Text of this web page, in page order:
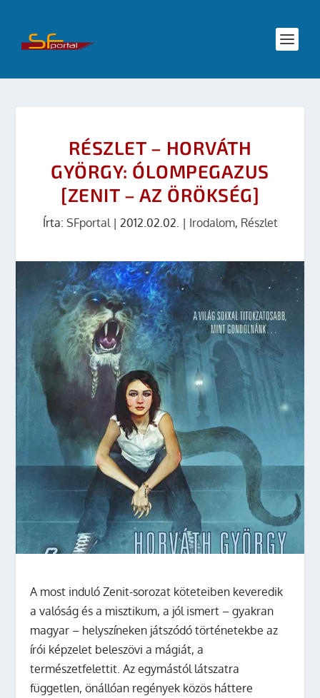
RÉSZLET – HORVÁTH
GYÖRGY: ÓLOMPEGAZUS
[ZENIT – AZ ÖRÖKSÉG]
Írta: SFportal| 2012.02.02. | Irodalom, Részlet
A most induló Zenit-sorozat köteteiben keveredik
a valóság és a misztikum, a jól ismert – gyakran
magyar – helyszíneken játszódó történetekbe az
írói képzelet beleszövi a mágiát, a
természetfelettit. Az egymástól látszatra
független, önállóan regények közös háttere